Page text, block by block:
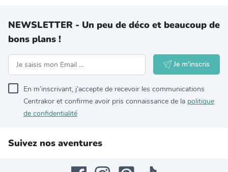
NEWSLETTER - Un peu de déco et beaucoup de
bons plans !
Je m'inscris
En m’inscrivant, j’accepte de recevoir les communications
Centrakor et confirme avoir pris connaissance de la politique
de confidentialité
Suivez nos aventures